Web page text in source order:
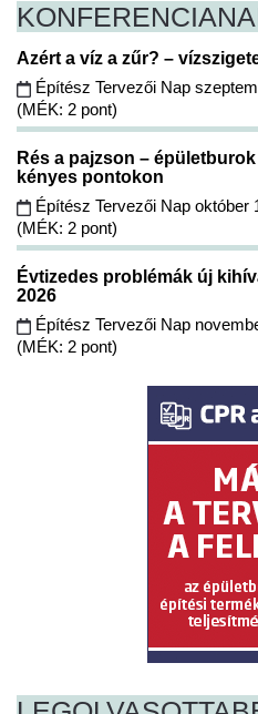
KONFERENCIA
Azért a víz a zűr? –
Építész Tervezői Nap
(MÉK: 2 pont)
Rés a pajzson –
kényes pontokon
Építész Tervezői Nap október
(MÉK: 2 pont)
Évtizedes problémák új
2026
Építész Tervezői Nap
(MÉK: 2 pont)